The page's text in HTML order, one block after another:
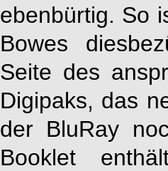
ebenbürtig. So
Bowes
Seite des
Digipaks, das
der BluRay
Booklet